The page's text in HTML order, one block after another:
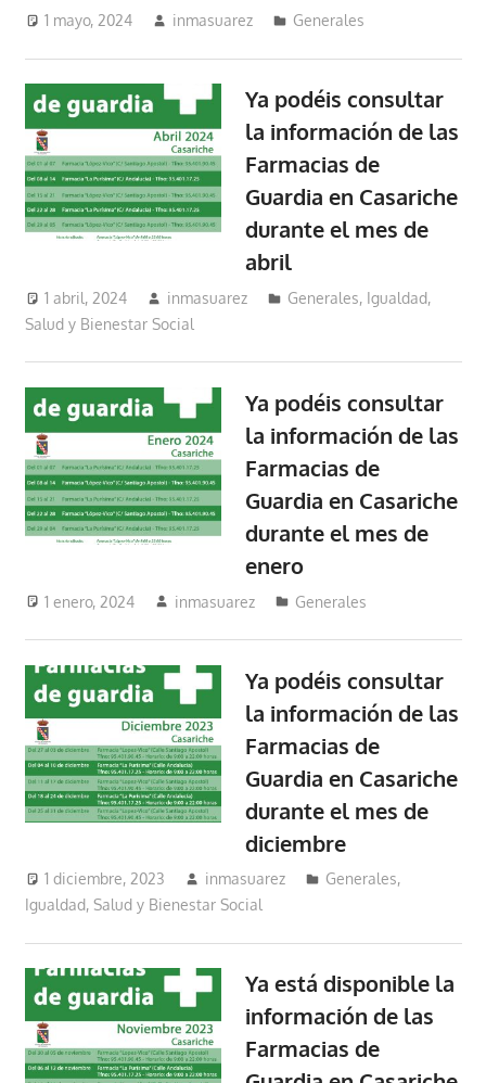
1 mayo, 2024 inmasuarez Generales
Ya podéis consultar
la información de las
Farmacias de
Guardia en Casariche
durante el mes de
abril
1 abril, 2024 inmasuarez Generales, Igualdad,
Salud y Bienestar Social
Ya podéis consultar
la información de las
Farmacias de
Guardia en Casariche
durante el mes de
enero
1 enero, 2024 inmasuarez Generales
Ya podéis consultar
la información de las
Farmacias de
Guardia en Casariche
durante el mes de
diciembre
1 diciembre, 2023 inmasuarez Generales,
Igualdad, Salud y Bienestar Social
Ya está disponible la
información de las
Farmacias de